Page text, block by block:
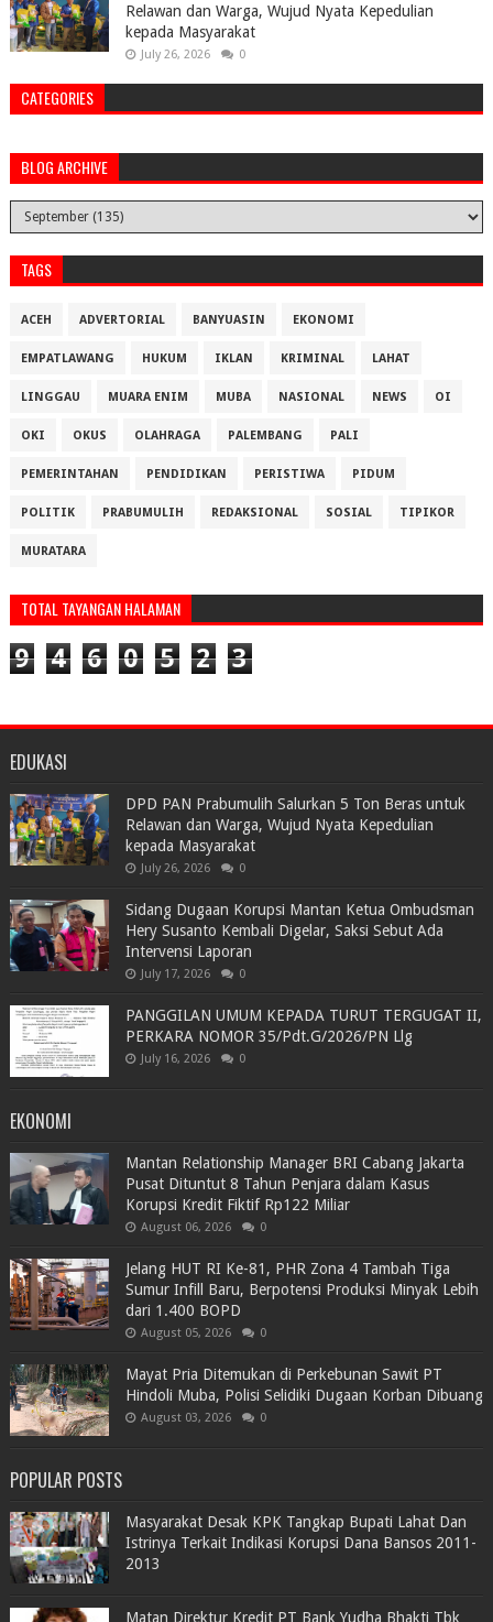
Relawan dan Warga, Wujud Nyata Kepedulian
kepada Masyarakat
July 26, 2026 0
CATEGORIES
BLOG ARCHIVE
TAGS
ACEH ADVERTORIAL BANYUASIN EKONOMI
EMPATLAWANG HUKUM IKLAN KRIMINAL LAHAT
LINGGAU MUARA ENIM MUBA NASIONAL NEWS OI
OKI OKUS OLAHRAGA PALEMBANG PALI
PEMERINTAHAN PENDIDIKAN PERISTIWA PIDUM
POLITIK PRABUMULIH REDAKSIONAL SOSIAL TIPIKOR
MURATARA
TOTAL TAYANGAN HALAMAN
9 4 6 0 5 2 3
EDUKASI
DPD PAN Prabumulih Salurkan 5 Ton Beras untuk
Relawan dan Warga, Wujud Nyata Kepedulian
kepada Masyarakat
July 26, 2026 0
Sidang Dugaan Korupsi Mantan Ketua Ombudsman
Hery Susanto Kembali Digelar, Saksi Sebut Ada
Intervensi Laporan
July 17, 2026 0
PANGGILAN UMUM KEPADA TURUT TERGUGAT II,
PERKARA NOMOR 35/Pdt.G/2026/PN Llg
July 16, 2026 0
EKONOMI
Mantan Relationship Manager BRI Cabang Jakarta
Pusat Dituntut 8 Tahun Penjara dalam Kasus
Korupsi Kredit Fiktif Rp122 Miliar
August 06, 2026 0
Jelang HUT RI Ke-81, PHR Zona 4 Tambah Tiga
Sumur Infill Baru, Berpotensi Produksi Minyak Lebih
dari 1.400 BOPD
August 05, 2026 0
Mayat Pria Ditemukan di Perkebunan Sawit PT
Hindoli Muba, Polisi Selidiki Dugaan Korban Dibuang
August 03, 2026 0
POPULAR POSTS
Masyarakat Desak KPK Tangkap Bupati Lahat Dan
Istrinya Terkait Indikasi Korupsi Dana Bansos 2011-
2013
Matan Direktur Kredit PT Bank Yudha Bhakti Tbk